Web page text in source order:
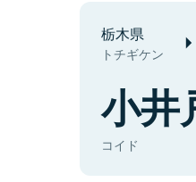
栃木県
トチギケン
小井
コイド